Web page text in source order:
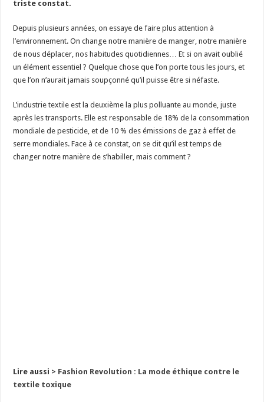
triste constat.
Depuis plusieurs années, on essaye de faire plus attention à
l’environnement. On change notre manière de manger, notre manière
de nous déplacer, nos habitudes quotidiennes… Et si on avait oublié
un élément essentiel ? Quelque chose que l’on porte tous les jours, et
que l’on n’aurait jamais soupçonné qu’il puisse être si néfaste.
L’industrie textile est la deuxième la plus polluante au monde, juste
après les transports. Elle est responsable de 18% de la consommation
mondiale de pesticide, et de 10 % des émissions de gaz à effet de
serre mondiales. Face à ce constat, on se dit qu’il est temps de
changer notre manière de s’habiller, mais comment ?
Lire aussi > Fashion Revolution : La mode éthique contre le
textile toxique